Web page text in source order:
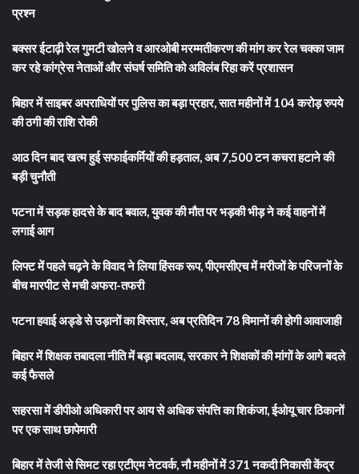
प्रश्न
बक्सर ईटाढ़ी रेल गुमटी खोलने व आरओबी मरम्मतीकरण की मांग कर रेल चक्का जाम
कर रहे कांग्रेस नेताओं और संघर्ष समिति को अविलंब रिहा करें प्रशासन
बिहार में साइबर अपराधियों पर पुलिस का बड़ा प्रहार, सात महीनों में 104 करोड़ रुपये
की ठगी की राशि रोकी
आठ दिन बाद खत्म हुई सफाईकर्मियों की हड़ताल, अब 7,500 टन कचरा हटाने की
बड़ी चुनौती
पटना में सड़क हादसे के बाद बवाल, युवक की मौत पर भड़की भीड़ ने कई वाहनों में
लगाई आग
लिफ्ट में पहले चढ़ने के विवाद ने लिया हिंसक रूप, पीएमसीएच में मरीजों के परिजनों के
बीच मारपीट से मची अफरा-तफरी
पटना हवाई अड्डे से उड़ानों का विस्तार, अब प्रतिदिन 78 विमानों की होगी आवाजाही
बिहार में शिक्षक तबादला नीति में बड़ा बदलाव, सरकार ने शिक्षकों की मांगों के आगे बदले
कई फैसले
सहरसा में डीपीओ अधिकारी पर आय से अधिक संपत्ति का शिकंजा, ईओयू चार ठिकानों
पर एक साथ छापेमारी
बिहार में तेजी से सिमट रहा एटीएम नेटवर्क, नौ महीनों में 371 नकदी निकासी केंद्र